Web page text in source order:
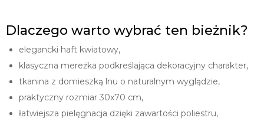
Dlaczego warto wybrać ten bieżnik?
elegancki haft kwiatowy,
klasyczna mereżka podkreślająca dekoracyjny charakter,
tkanina z domieszką lnu o naturalnym wyglądzie,
praktyczny rozmiar 30x70 cm,
łatwiejsza pielęgnacja dzięki zawartości poliestru,